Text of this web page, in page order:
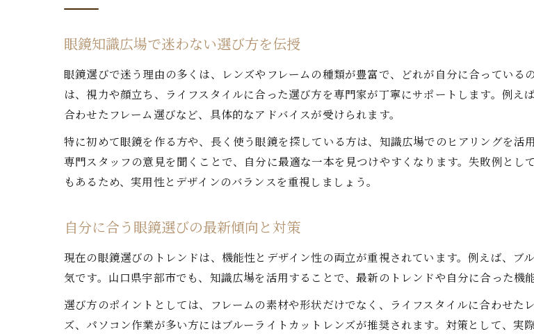
正しい眼鏡知識で快適な毎日を
視力とアイケアのために意識したい
眼鏡で視力とアイケアを両立す
視力向上に役立つ眼鏡選びの知
アイケアを意識した眼鏡知識の
健康な視力を保つ眼鏡選びのコ
機能性とデザインを両立した眼
眼鏡知識広場で知る最新機能と
おしゃれで快適な眼鏡選びの知
眼鏡のデザインと機能性を徹底
眼鏡知識広場で迷わない選び方を伝授
眼鏡選びで迷う理由の多くは、レンズやフレームの種類が豊富で、どれが自分に合ってい
は、視力や顔立ち、ライフスタイルに合った選び方を専門家が丁寧にサポートします。例
合わせたフレーム選びなど、具体的なアドバイスが受けられます。
特に初めて眼鏡を作る方や、長く使う眼鏡を探している方は、知識広場でのヒアリングを活
専門スタッフの意見を聞くことで、自分に最適な一本を見つけやすくなります。失敗例と
もあるため、実用性とデザインのバランスを重視しましょう。
自分に合う眼鏡選びの最新傾向と対策
現在の眼鏡選びのトレンドは、機能性とデザイン性の両立が重視されています。例えば、ブ
気です。山口県宇部市でも、知識広場を活用することで、最新のトレンドや自分に合った機
選び方のポイントとしては、フレームの素材や形状だけでなく、ライフスタイルに合わせ
ズ、パソコン作業が多い方にはブルーライトカットレンズが推奨されます。対策として、